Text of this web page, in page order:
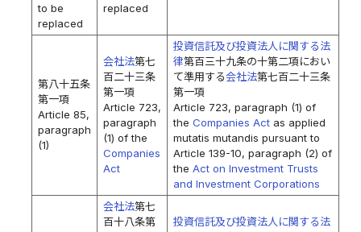
to be
replaced
replaced
第八十五条
第一項
Article 85,
paragraph
(1)
会社法第七
百二十三条
第一項
Article 723,
paragraph
(1) of the
Companies
Act
投資信託及び投資法人に関する法
律第百三十九条の十第二項におい
て準用する会社法第七百二十三条
第一項
Article 723, paragraph (1) of
theCompanies Act as applied
mutatis mutandis pursuant to
Article 139-10, paragraph (2) of
theAct on Investment Trusts
and Investment Corporations
会社法第七
百十八条第
投資信託及び投資法人に関する法